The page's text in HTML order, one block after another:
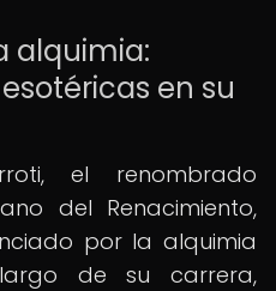
alquimia:
en su
el renombrado
del Renacimiento,
por la alquimia
de su carrera,